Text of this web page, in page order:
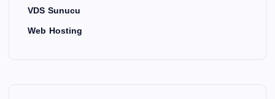
VDS Sunucu
Web Hosting